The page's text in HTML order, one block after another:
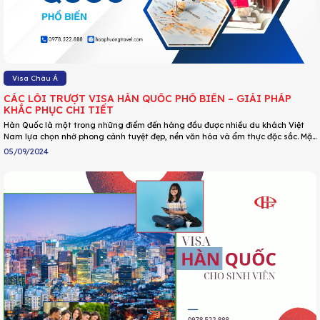
Visa Châu Á
CÁC LỖI TRƯỢT VISA HÀN QUỐC PHỔ BIẾN – GIẢI PHÁP
KHẮC PHỤC CHI TIẾT
Hàn Quốc là một trong những điểm đến hàng đầu được nhiều du khách Việt
Nam lựa chọn nhờ phong cảnh tuyệt đẹp, nền văn hóa và ẩm thực đặc sắc. Mặc
dù đã có nhiều chính sách nới lỏng cho việc xét duyệt hồ sơ, thế nhưng vẫn có
HOA PHƯỢNG đã tổng hợp 5 lỗi trượt visa phổ biến và cách khắc phục,tìm hiểu
ngay qua bài dưới đây nh
05/09/2024